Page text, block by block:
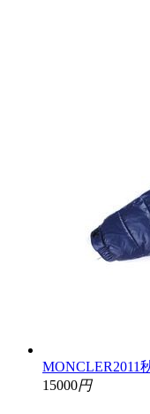
MONCLER2011
15000円